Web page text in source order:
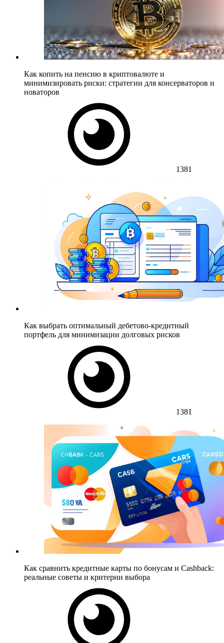
Как копить на пенсию в криптовалюте и
минимизировать риски: стратегии для консерваторов и
новаторов
1381
Как выбрать оптимальный дебетово-кредитный
портфель для минимизации долговых рисков
1381
Как сравнить кредитные карты по бонусам и Cashback:
реальные советы и критерии выбора